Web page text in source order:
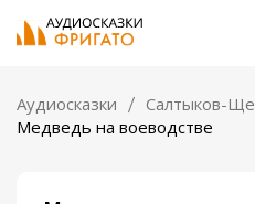
Аудиосказки
Салтыков-
Медведь на воеводстве